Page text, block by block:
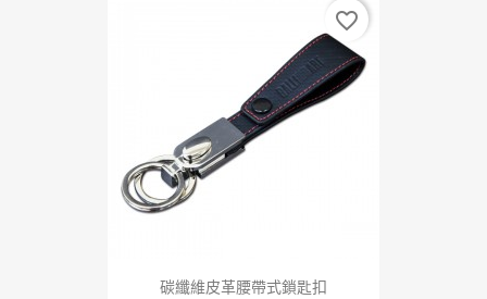
碳纖維皮革腰帶式鎖匙扣
favorite_border